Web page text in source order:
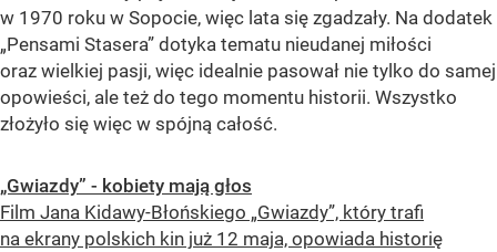
w 1970 roku w Sopocie, więc lata się zgadzały. Na dodatek
„Pensami Stasera” dotyka tematu nieudanej miłości
oraz wielkiej pasji, więc idealnie pasował nie tylko do samej
opowieści, ale też do tego momentu historii. Wszystko
złożyło się więc w spójną całość.
„Gwiazdy” - kobiety mają głos
Film Jana Kidawy-Błońskiego „Gwiazdy”, który trafi
na ekrany polskich kin już 12 maja, opowiada historię